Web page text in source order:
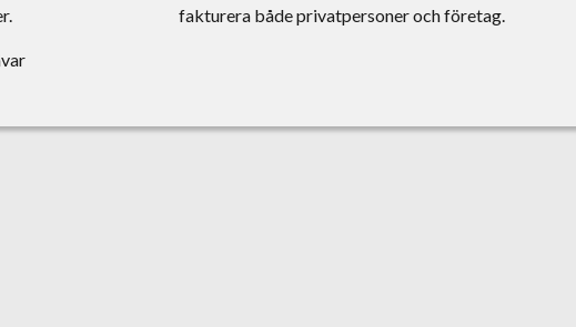
fakturera både privatpersoner och företag.